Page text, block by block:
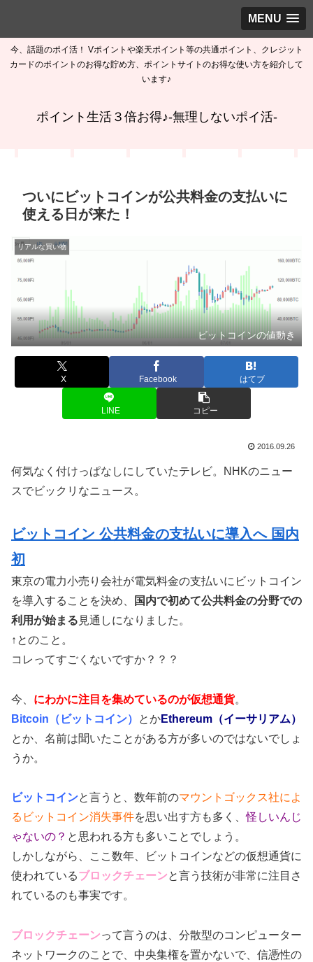
MENU
今、話題のポイ活！ Vポイントや楽天ポイント等の共通ポイント、クレジット
カードのポイントのお得な貯め方、ポイントサイトのお得な使い方を紹介して
います♪
ポイント生活３倍お得♪-無理しないポイ活-
ついにビットコインが公共料金の支払いに
使える日が来た！
リアルな買い物
ビットコインの値動き
X Facebook はてブ
LINE コピー
2016.09.26
何気なく付けっぱなしにしていたテレビ。NHKのニュー
スでビックリなニュース。
ビットコイン 公共料金の支払いに導入へ 国内
初
東京の電力小売り会社が電気料金の支払いにビットコイン
を導入することを決め、
国内で初めて公共料金の分野での
利用が始まる 見通しになりました。
↑とのこと。
コレってすごくないですか？？？
今、 にわかに注目を集めているのが仮想通貨。
Bitcoin（ビットコイン）
とかEthereum（イーサリアム）
とか、名前は聞いたことがある方が多いのではないでしょ
うか。
ビットコインと言うと、数年前のマウントゴックス社によ
るビットコイン消失事件を思い出す方も多く、怪しいんじ
ゃないの？ と思われる方も多いことでしょう。
しかしながら、ここ数年、ビットコインなどの仮想通貨に
使われているブロックチェーンと言う技術が非常に注目さ
れているのも事実です。
ブロックチェーンって言うのは、分散型のコンピューター
ネットワークのことで、中央集権を置かないで、信憑性の